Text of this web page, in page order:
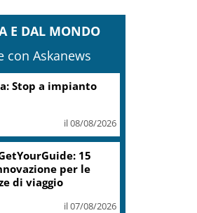
E DAL MONDO
con Askanews
Stop a impianto
il 08/08/2026
15
per le
di viaggio
il 07/08/2026